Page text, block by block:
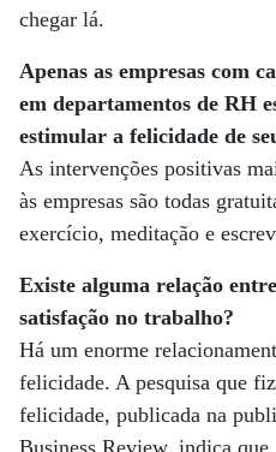
chegar lá.
Apenas as empresas com
em departamentos de RH
estimular a felicidade de
As intervenções positivas
às empresas são todas
exercício, meditação e
Existe alguma relação
satisfação no trabalho?
Há um enorme
felicidade. A pesquisa que
felicidade, publicada na
Business Review, indica